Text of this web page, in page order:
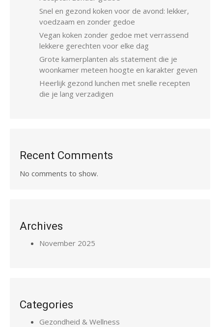
Snel en gezond koken voor de avond: lekker,
voedzaam en zonder gedoe
Vegan koken zonder gedoe met verrassend
lekkere gerechten voor elke dag
Grote kamerplanten als statement die je
woonkamer meteen hoogte en karakter geven
Heerlijk gezond lunchen met snelle recepten
die je lang verzadigen
Recent Comments
No comments to show.
Archives
November 2025
Categories
Gezondheid & Wellness